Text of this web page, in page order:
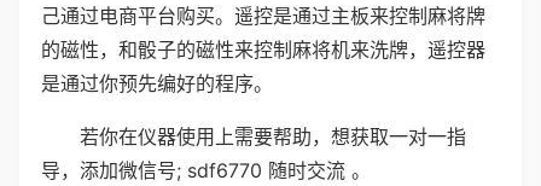
己通过电商平台购买。遥控是通过主板来控制麻将牌
的磁性，和骰子的磁性来控制麻将机来洗牌，遥控器
是通过你预先编好的程序。
若你在仪器使用上需要帮助，想获取一对一指
导，添加微信号; sdf6770 随时交流 。